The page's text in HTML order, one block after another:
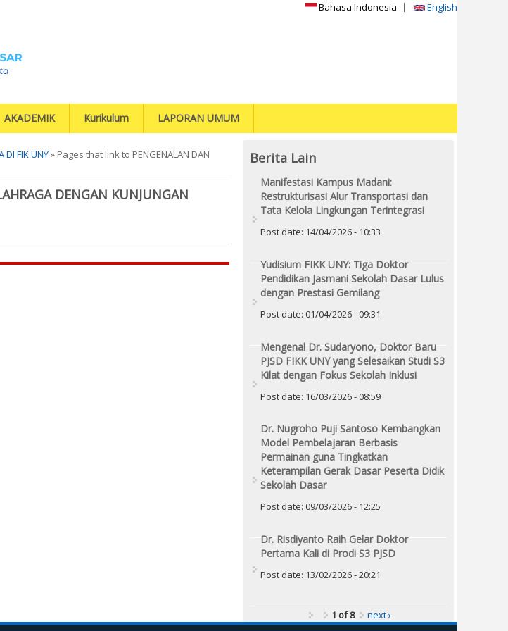
Bahasa Indonesia English
AKADEMIK Kurikulum LAPORAN UMUM
DI FIK UNY» Pages that link to PENGENALAN DAN
DENGAN KUNJUNGAN
Berita Lain
Manifestasi Kampus Madani:
Restrukturisasi Alur Transportasi dan
Tata Kelola Lingkungan Terintegrasi
Post date: 14/04/2026 - 10:33
Yudisium FIKK UNY: Tiga Doktor
Pendidikan Jasmani Sekolah Dasar Lulus
dengan Prestasi Gemilang
Post date: 01/04/2026 - 09:31
Mengenal Dr. Sudaryono, Doktor Baru
PJSD FIKK UNY yang Selesaikan Studi S3
Kilat dengan Fokus Sekolah Inklusi
Post date: 16/03/2026 - 08:59
Dr. Nugroho Puji Santoso Kembangkan
Model Pembelajaran Berbasis
Permainan guna Tingkatkan
Keterampilan Gerak Dasar Peserta Didik
Sekolah Dasar
Post date: 09/03/2026 - 12:25
Dr. Risdiyanto Raih Gelar Doktor
Pertama Kali di Prodi S3 PJSD
Post date: 13/02/2026 - 20:21
1 of 8 next ›